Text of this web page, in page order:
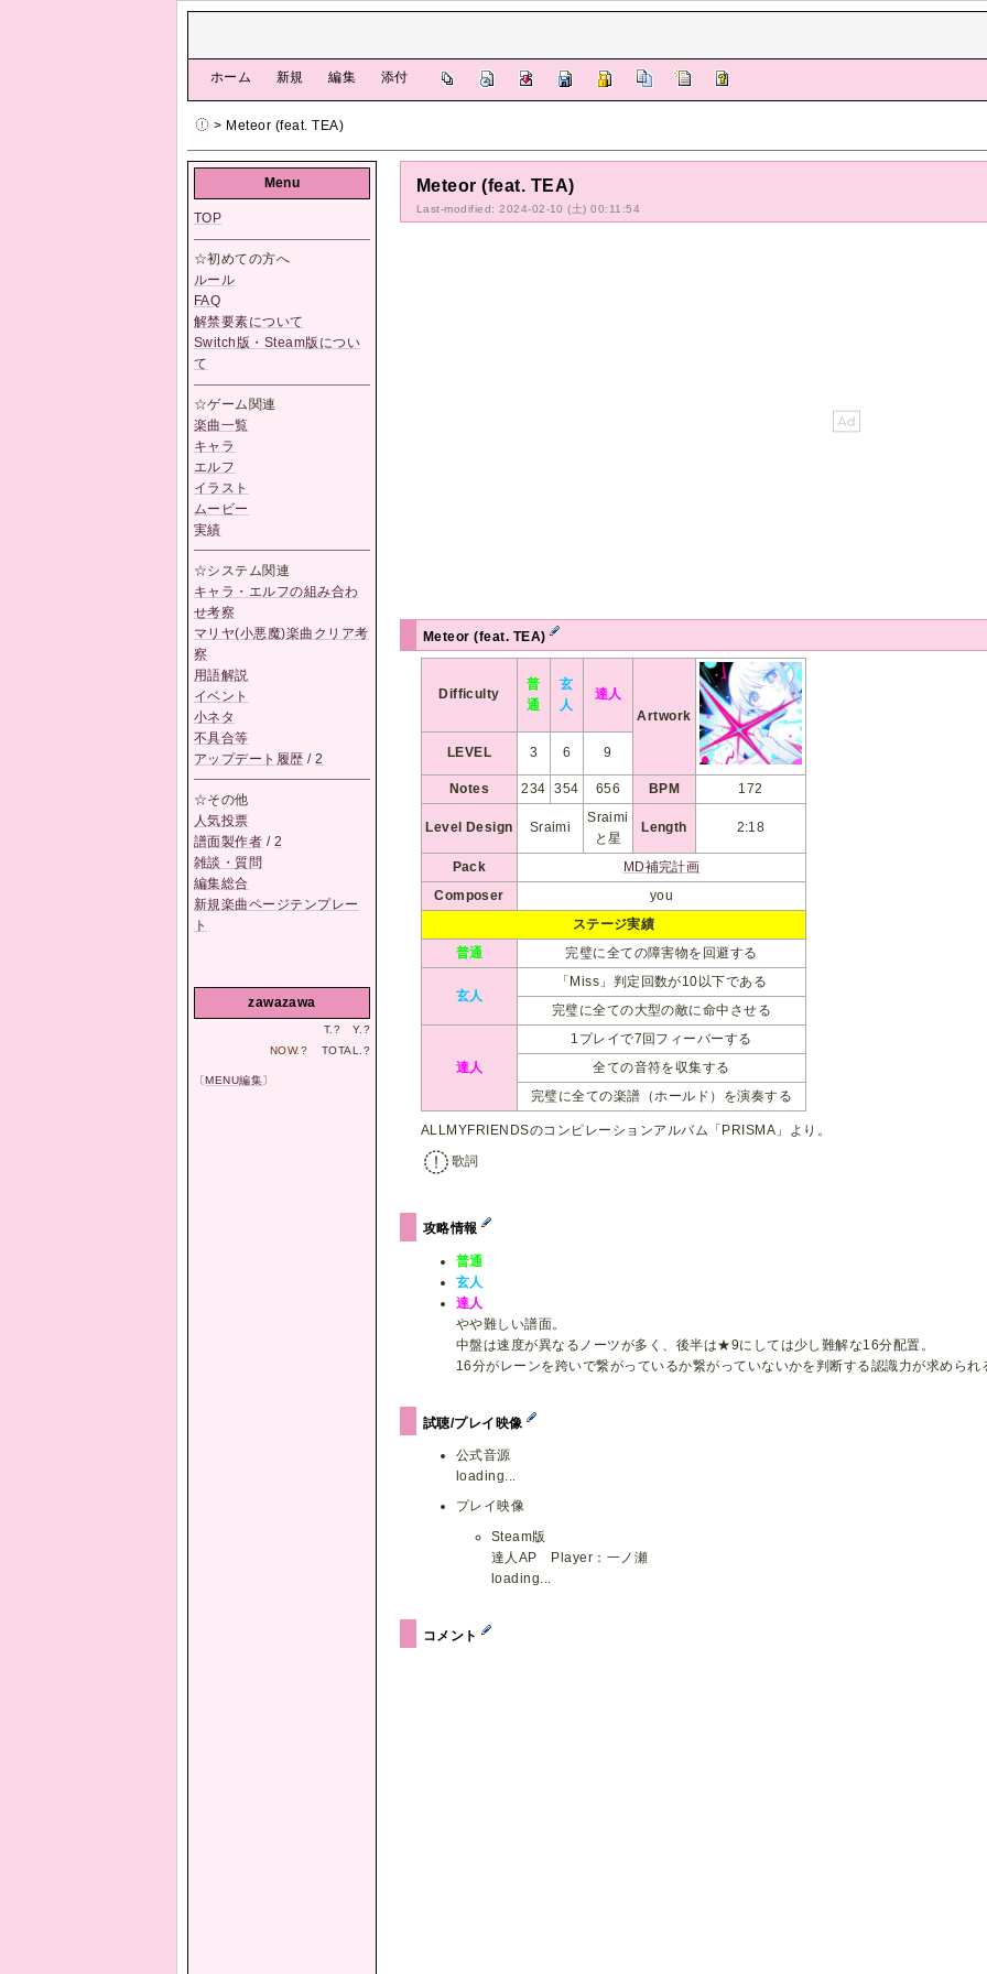
ホーム 新規 編集 添付
> Meteor (feat. TEA)
Meteor (feat. TEA)
Last-modified: 2024-02-10 (土) 00:11:54
Meteor (feat. TEA)
Difficulty
普
通
玄
人
達人
Artwork
LEVEL 3 6 9
Notes 234 354 656 BPM 172
Level Design Sraimi
Sraimi
と星
Length 2:18
Pack
MD補完計画
Composer
you
ステージ実績
普通
完璧に全ての障害物を回避する
玄人
「Miss」判定回数が10以下である
完璧に全ての大型の敵に命中させる
達人
1プレイで7回フィーバーする
全ての音符を収集する
完璧に全ての楽譜（ホールド）を演奏する
ALLMYFRIENDSのコンピレーションアルバム「PRISMA」より。
歌詞
攻略情報
普通
玄人
達人
やや難しい譜面。
中盤は速度が異なるノーツが多く、後半は★9にしては少し難解な16分配置。
16分がレーンを跨いで繋がっているか繋がっていないかを判断する認識力が求められ
試聴/プレイ映像
公式音源
loading...
プレイ映像
Steam版
達人AP Player：一ノ瀬
loading...
コメント
Menu
TOP
☆初めての方へ
ルール
FAQ
解禁要素について
Switch版・Steam版につい
て
☆ゲーム関連
楽曲一覧
キャラ
エルフ
イラスト
ムービー
実績
☆システム関連
キャラ・エルフの組み合わ
せ考察
マリヤ(小悪魔)楽曲クリア考
察
用語解説
イベント
小ネタ
不具合等
アップデート履歴 /2
☆その他
人気投票
譜面製作者 / 2
雑談・質問
編集総合
新規楽曲ページテンプレー
ト
zawazawa
T. ? Y. ?
NOW.? TOTAL. ?
〔MENU編集〕